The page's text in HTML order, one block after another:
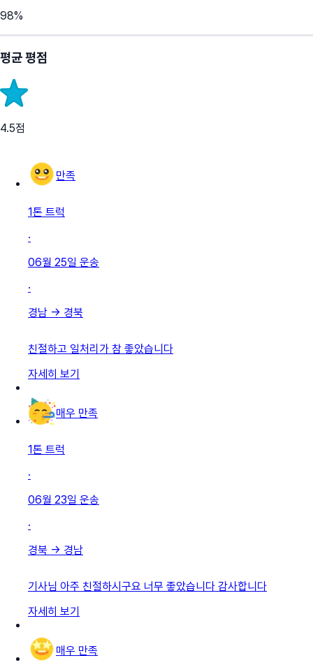
98%
평균 평점
4.5점
만족
1톤 트럭
·
06월 25일 운송
·
경남 → 경북
친절하고 일처리가 참 좋았습니다
자세히 보기
매우 만족
1톤 트럭
·
06월 23일 운송
·
경북 → 경남
기사님 아주 친절하시구요 너무 좋았습니다 감사합니다
자세히 보기
매우 만족